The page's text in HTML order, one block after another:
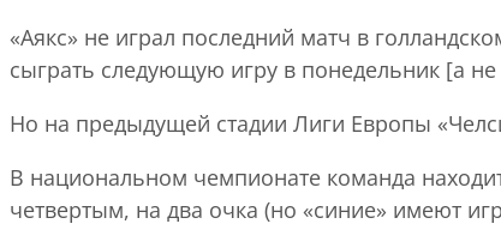
«Аякс» не играл последний матч в
сыграть следующую игру в понедельник [а
Но на предыдущей стадии Лиги Европы
В национальном чемпионате команда
четвертым, на два очка (но «синие» имеют